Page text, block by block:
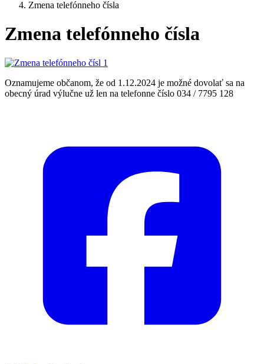
Zmena telefónneho čísla
Zmena telefónneho čísla
Oznamujeme občanom, že od 1.12.2024 je možné dovolať sa na
obecný úrad výlučne už len na telefonne číslo 034 / 7795 128